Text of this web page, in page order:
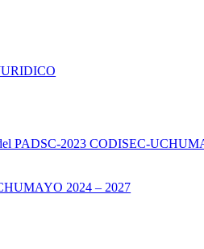
PADSC-2023 CODISEC-
2024 – 2027